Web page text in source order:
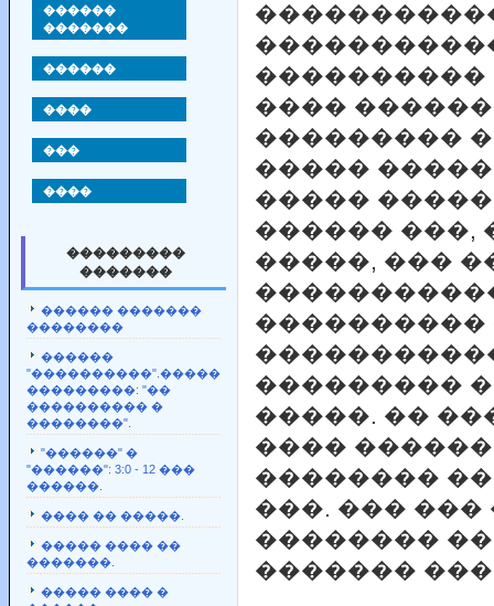
������
�������
������
����
���
����
���������
�������
������ �������
��������
������
"����������".�����
���������: "��
���������� �
��������".
"������" �
"������": 3:0 - 12 ���
������.
���� �� �����.
����� ���� ��
�������.
����� ���� �
����������
����
���������
�����
�����
������ ���,
�����, ���
����������
���������
�����. ��
����
��������
���. ��� ���
��������
�������